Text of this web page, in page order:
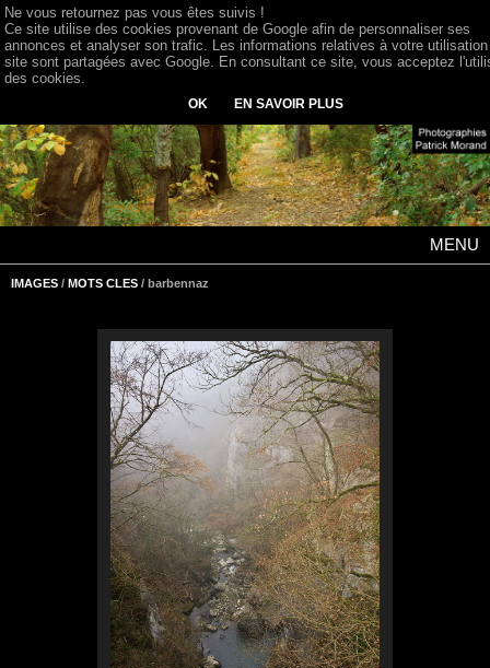
MENU
IMAGES / MOTS CLES / barbennaz
Ne vous retournez pas vous êtes suivis !
Ce site utilise des cookies provenant de Google afin de personnaliser ses
annonces et analyser son trafic. Les informations relatives à votre
site sont partagées avec Google. En consultant ce site, vous acceptez
des cookies.
OK EN SAVOIR PLUS